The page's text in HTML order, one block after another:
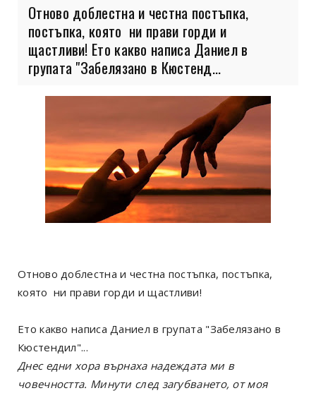
Отново доблестна и честна постъпка,
постъпка, която ни прави горди и
щастливи! Ето какво написа Даниел в
групата "Забелязано в Кюстенд...
Отново доблестна и честна постъпка, постъпка,
която ни прави горди и щастливи!
Ето какво написа Даниел в групата "Забелязано в
Кюстендил"...
Днес едни хора върнаха надеждата ми в
човечността. Минути след загубването, от моя